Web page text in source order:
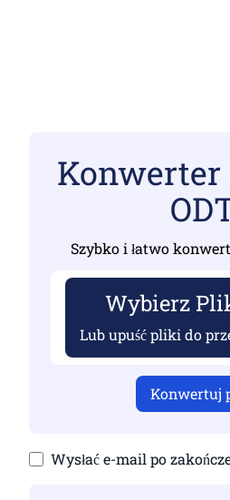
Konwerter
Szybko i łatwo
Wybierz
Lub upuść pliki do
Konwertuj
Wysłać e-mail po